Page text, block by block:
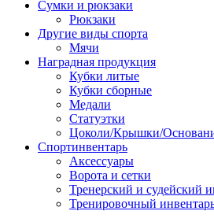
Сумки и рюкзаки
Рюкзаки
Другие виды спорта
Мячи
Наградная продукция
Кубки литые
Кубки сборные
Медали
Статуэтки
Цоколи/Крышки/
Спортинвентарь
Аксессуары
Ворота и сетки
Тренерский и судейский
Тренировочный